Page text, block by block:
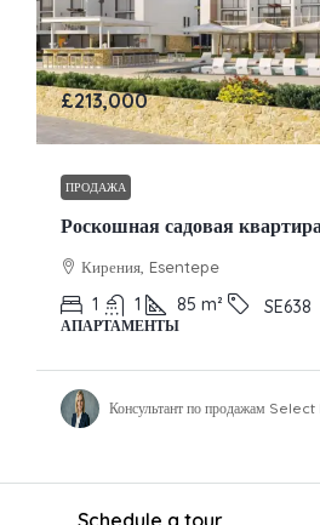
£213,000
ПРОДАЖА
Роскошная садовая
Кирения, Esentepe
1 1 85 m² SE638
АПАРТАМЕНТЫ
Консультант по продажам